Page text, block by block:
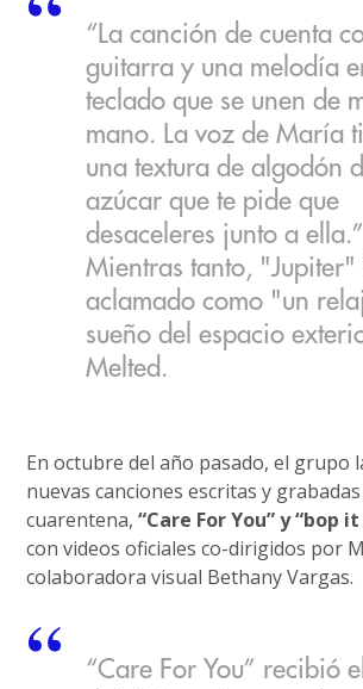
“La canción de cuenta
guitarra y una melodía
teclado que se unen de
mano. La voz de María
una textura de algodón
azúcar que te pide que
desaceleres junto a ella.”
Mientras tanto, "Jupiter"
aclamado como "un
sueño del espacio
Melted.
En octubre del año pasado, el grupo
nuevas canciones escritas y
cuarentena,“Care For You” y “bop
con videos oficiales co-dirigidos por
colaboradora visual Bethany Vargas.
“Care For You” recibió